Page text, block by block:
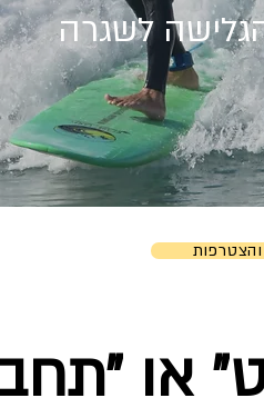
לשגרה
או